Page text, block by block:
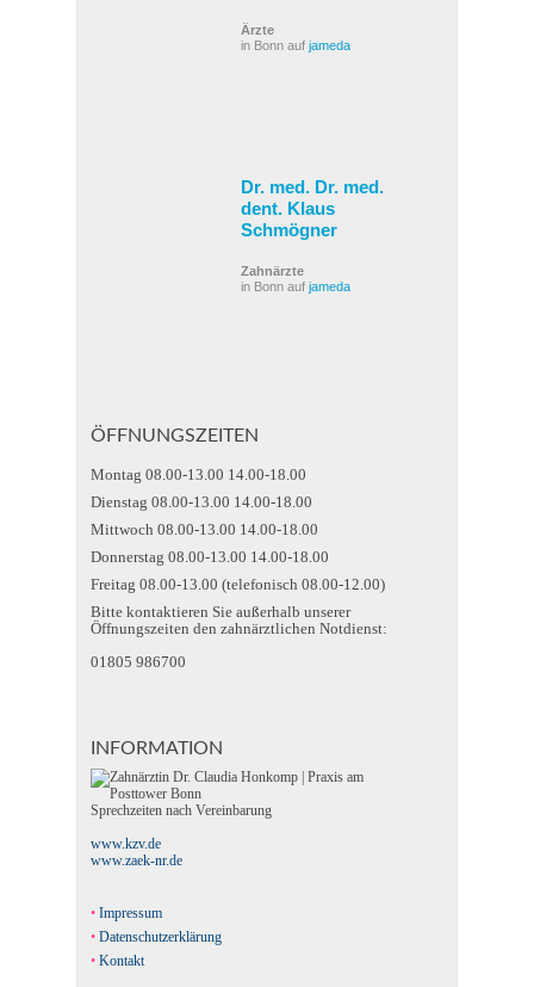
Ärzte
in Bonn auf jameda
Dr. med. Dr. med.
dent. Klaus
Schmögner
Zahnärzte
in Bonn auf jameda
ÖFFNUNGSZEITEN
Montag 08.00-13.00 14.00-18.00
Dienstag 08.00-13.00 14.00-18.00
Mittwoch 08.00-13.00 14.00-18.00
Donnerstag 08.00-13.00 14.00-18.00
Freitag 08.00-13.00 (telefonisch 08.00-12.00)
Bitte kontaktieren Sie außerhalb unserer
Öffnungszeiten den zahnärztlichen Notdienst:
01805 986700
INFORMATION
Sprechzeiten nach Vereinbarung
www.kzv.de
www.zaek-nr.de
Impressum
Datenschutzerklärung
Kontakt